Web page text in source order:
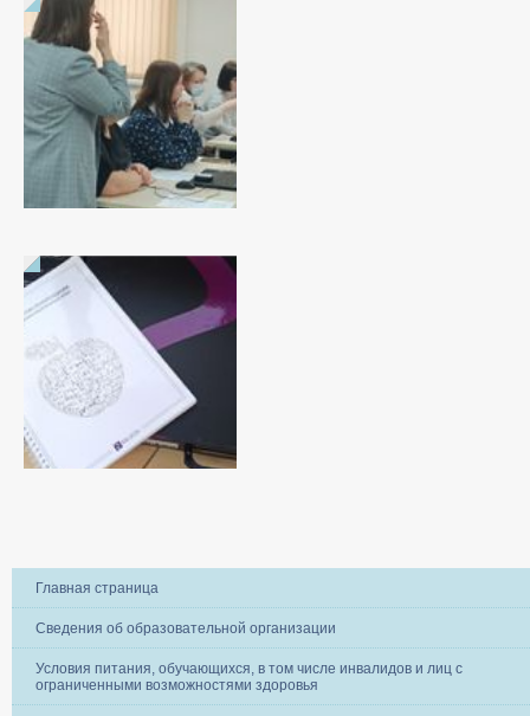
Главная страница
Сведения об образовательной организации
Условия питания, обучающихся, в том числе инвалидов и лиц с
ограниченными возможностями здоровья